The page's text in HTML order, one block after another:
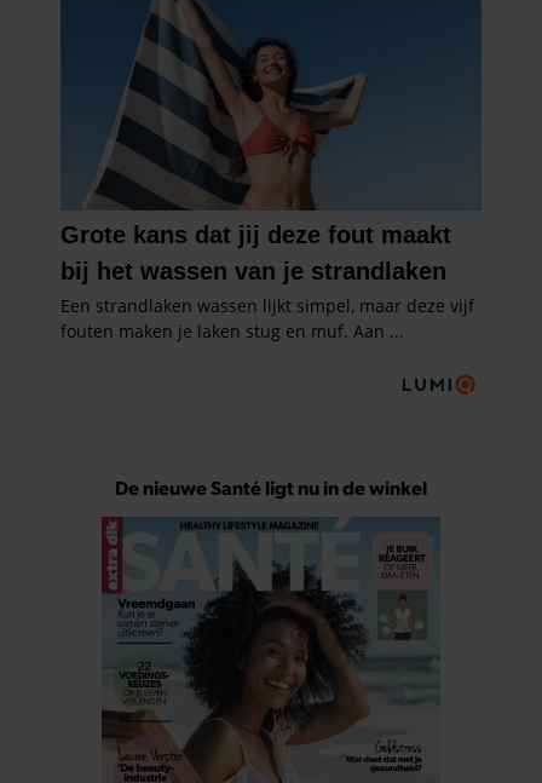
De nieuwe Santé ligt nu in de winkel